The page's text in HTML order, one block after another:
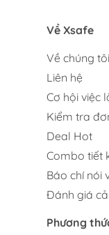
Về Xsafe
Về chúng tôi
Liên hệ
Cơ hội việc
Kiểm tra
Deal Hot
Combo tiết
Báo chí nói
Đánh giá
Phương